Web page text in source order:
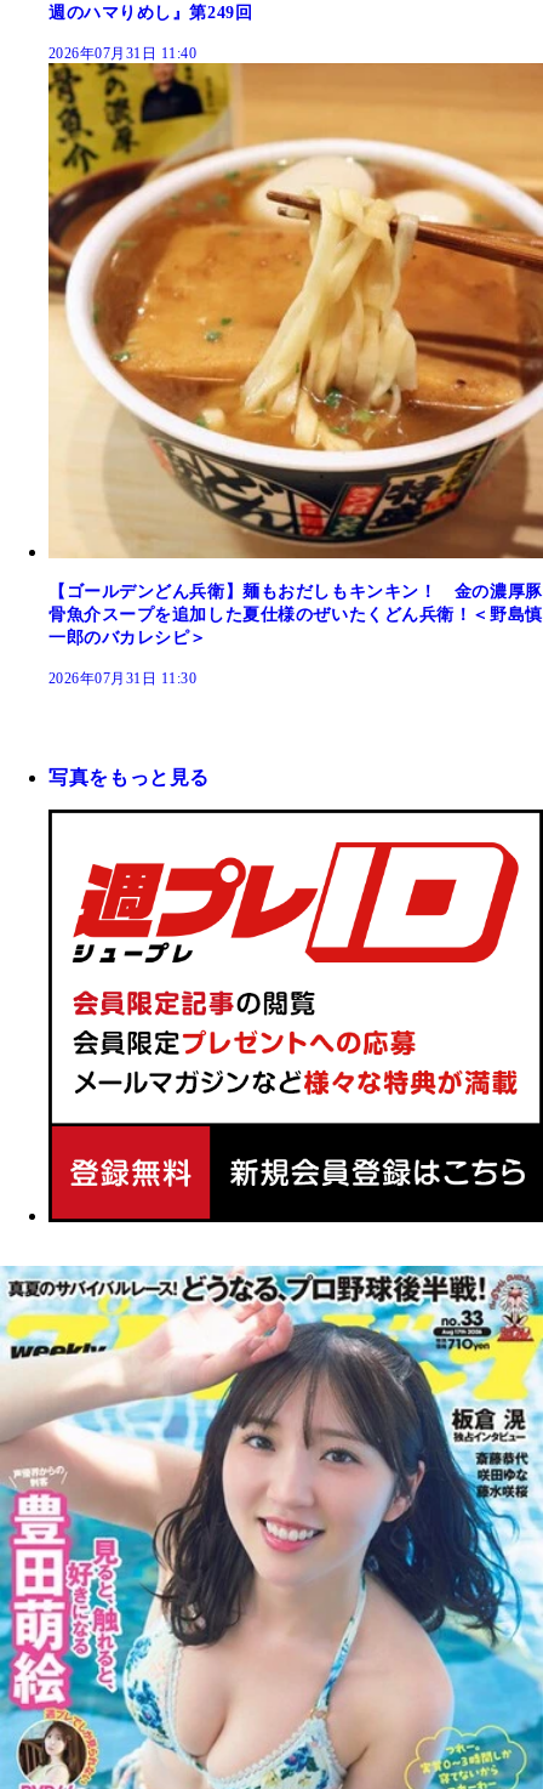
週のハマりめし』第249回
2026年07月31日 11:40
【ゴールデンどん兵衛】麺もおだしもキンキン！ 金の濃厚豚
骨魚介スープを追加した夏仕様のぜいたくどん兵衛！＜野島慎
一郎のバカレシピ＞
2026年07月31日 11:30
写真をもっと見る